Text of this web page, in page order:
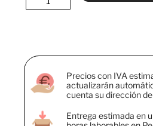
Precios con IVA
actualizarán
cuenta su dirección
Entrega estimada en